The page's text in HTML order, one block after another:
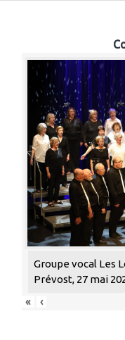
Groupe vocal Les
Prévost, 27 mai
«
‹